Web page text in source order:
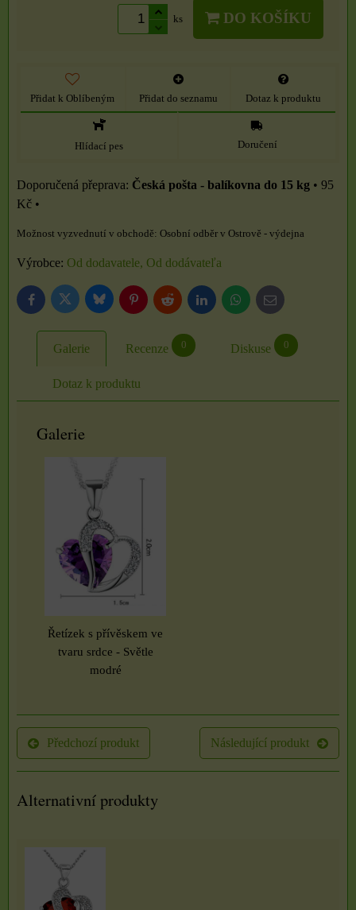
ks DO KOŠÍKU
Přidat k Oblíbeným Přidat do seznamu Dotaz k produktu
Hlídací pes Doručení
Česká pošta - balíkovna do 15 kg • 95
Kč •
Osobní odběr v Ostrově - výdejna
Výrobce: Od dodavatele, Od dodávateľa
FacebookTwitter BlueskyPinterestReddit LinkedInWhatsApp
E-
mail
Galerie Recenze 0 Diskuse 0
Dotaz k produktu
Galerie
Řetízek s přívěskem ve
tvaru srdce - Světle
modré
Předchozí produkt Následující produkt
Alternativní produkty